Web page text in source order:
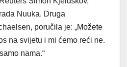
Nuuka. Druga
poručila je: „Možete
na svijetu i mi ćemo reći ne.
nama.“